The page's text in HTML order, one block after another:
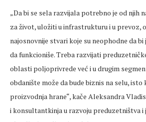
„Da bi se sela razvijala potrebno je od njih
za život, uložiti u infrastrukturu i u prevoz,
najosnovnije stvari koje su neophodne da
da funkcioniše. Treba razvijati
oblasti poljoprivrede već i u drugim
obdanište može da bude biznis na selu, isto
proizvodnja hrane“, kače Aleksandra
i konsultantkinja u razvoju preduzetništva i